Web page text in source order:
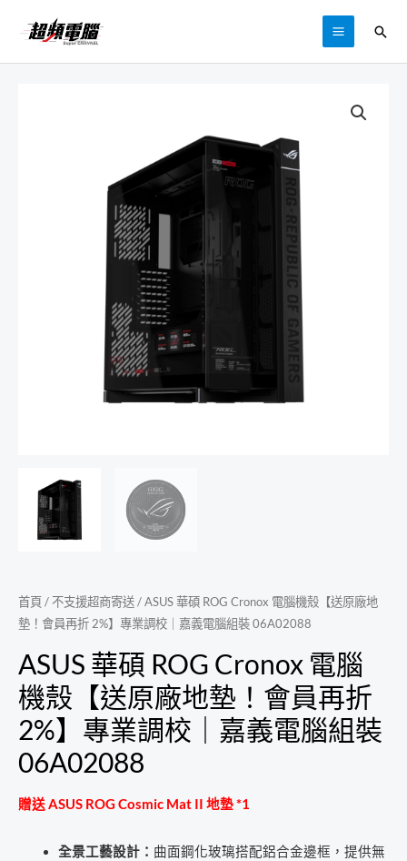
主
MAIN
搜
尋
首頁/ 不支援超商寄送/ ASUS 華碩 ROG Cronox 電腦機殼【送原廠地
墊！會員再折 2%】專業調校｜嘉義電腦組裝 06A02088
ASUS 華碩 ROG Cronox 電腦
機殼【送原廠地墊！會員再折
2%】專業調校｜嘉義電腦組裝
06A02088
贈送 ASUS ROG Cosmic Mat II 地墊 *1
全景工藝設計： 曲面鋼化玻璃搭配鋁合金邊框，提供無